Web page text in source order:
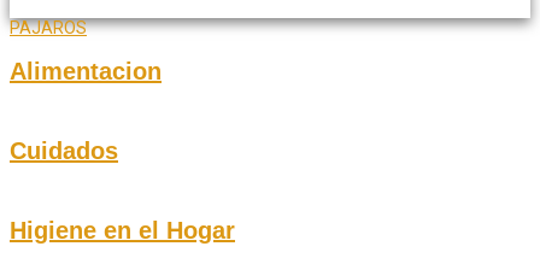
PAJAROS
Alimentacion
Cuidados
Higiene en el Hogar